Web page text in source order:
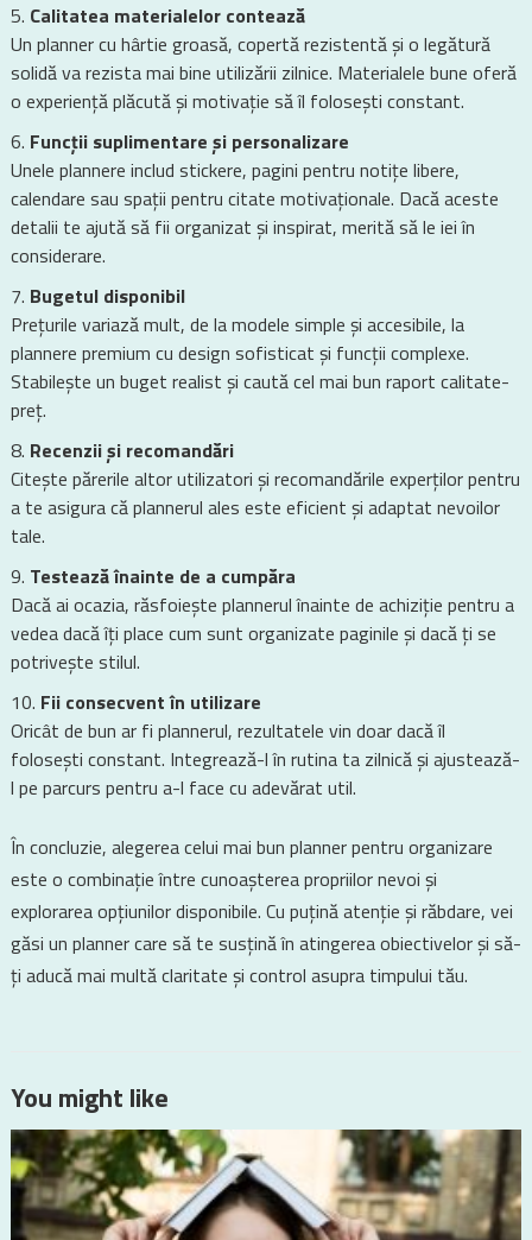
Calitatea materialelor contează
Un planner cu hârtie groasă, copertă rezistentă și o legătură
solidă va rezista mai bine utilizării zilnice. Materialele bune oferă
o experiență plăcută și motivație să îl folosești constant.
Funcții suplimentare și personalizare
Unele plannere includ stickere, pagini pentru notițe libere,
calendare sau spații pentru citate motivaționale. Dacă aceste
detalii te ajută să fii organizat și inspirat, merită să le iei în
considerare.
Bugetul disponibil
Prețurile variază mult, de la modele simple și accesibile, la
plannere premium cu design sofisticat și funcții complexe.
Stabilește un buget realist și caută cel mai bun raport calitate-
preț.
Recenzii și recomandări
Citește părerile altor utilizatori și recomandările experților pentru
a te asigura că plannerul ales este eficient și adaptat nevoilor
tale.
Testează înainte de a cumpăra
Dacă ai ocazia, răsfoiește plannerul înainte de achiziție pentru a
vedea dacă îți place cum sunt organizate paginile și dacă ți se
potrivește stilul.
Fii consecvent în utilizare
Oricât de bun ar fi plannerul, rezultatele vin doar dacă îl
folosești constant. Integrează-l în rutina ta zilnică și ajustează-
l pe parcurs pentru a-l face cu adevărat util.
În concluzie, alegerea celui mai bun planner pentru organizare
este o combinație între cunoașterea propriilor nevoi și
explorarea opțiunilor disponibile. Cu puțină atenție și răbdare, vei
găsi un planner care să te susțină în atingerea obiectivelor și să-
ți aducă mai multă claritate și control asupra timpului tău.
You might like